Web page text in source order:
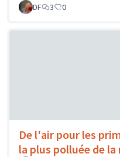
DF
3 0
De l'air pour les
la plus polluée de